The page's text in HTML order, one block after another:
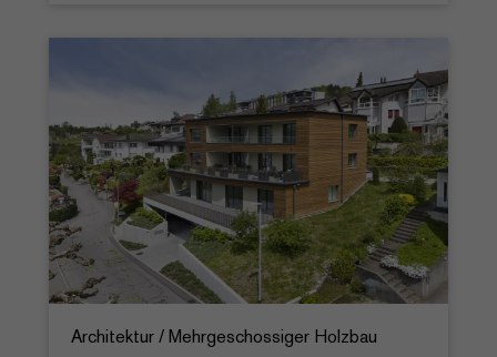
Architektur / Mehrgeschossiger Holzbau